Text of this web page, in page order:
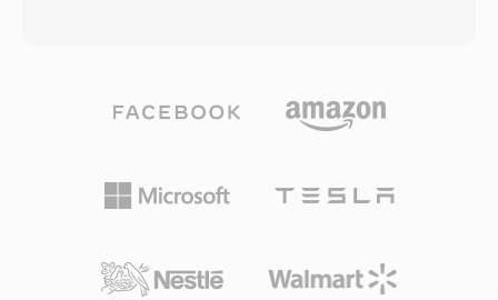
GIF-y rozprzestrzeniły się po wczesnych
stronach internetowych, platformach
społecznościowych, ewoluując w samodzielne
uniwersalna obsługa animacji — animacje GIF
odtwarzają się natywnie w każdej
HEVC. DivX zyskal ogromna popularnosc na
pelnoamtrazowego filmu do pliku
wystarczajaco malego, by zmiescic sie na
ogladalna jakosc wizualna. Ta efektywnosc